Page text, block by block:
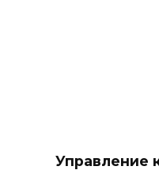
Управление